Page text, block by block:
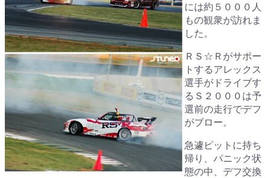
には約５０００人
もの観衆が訪れま
した。
ＲＳ☆Ｒがサポー
トするアレックス
選手がドライブす
るＳ２０００は予
選前の走行でデフ
がブロー。
急遽ピットに持ち
帰り、パニック状
態の中、デフ交換